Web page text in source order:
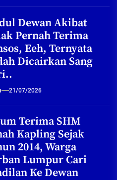
Dewan Akibat
Pernah Terima
Eeh, Ternyata
Dicairkan Sang
21/07/2026
Terima SHM
Kapling Sejak
2014, Warga
Lumpur Cari
Ke Dewan